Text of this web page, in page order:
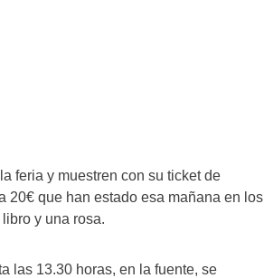
feria y muestren con su ticket de
20€ que han estado esa mañana en los
y una rosa.
las 13.30 horas, en la fuente, se